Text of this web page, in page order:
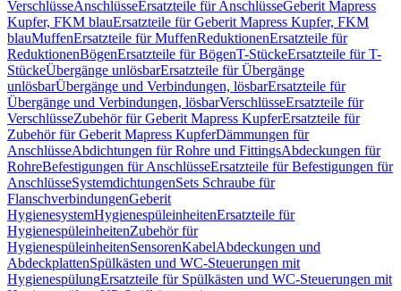
VerschlüsseAnschlüsseErsatzteile für AnschlüsseGeberit Mapress
Kupfer, FKM blauErsatzteile für Geberit Mapress Kupfer, FKM
blauMuffenErsatzteile für MuffenReduktionenErsatzteile für
ReduktionenBögenErsatzteile für BögenT-StückeErsatzteile für T-
StückeÜbergänge unlösbarErsatzteile für Übergänge
unlösbarÜbergänge und Verbindungen, lösbarErsatzteile für
Übergänge und Verbindungen, lösbarVerschlüsseErsatzteile für
VerschlüsseZubehör für Geberit Mapress KupferErsatzteile für
Zubehör für Geberit Mapress KupferDämmungen für
AnschlüsseAbdichtungen für Rohre und FittingsAbdeckungen für
RohreBefestigungen für AnschlüsseErsatzteile für Befestigungen für
AnschlüsseSystemdichtungenSets Schraube für
FlanschverbindungenGeberit
HygienesystemHygienespüleinheitenErsatzteile für
HygienespüleinheitenZubehör für
HygienespüleinheitenSensorenKabelAbdeckungen und
AbdeckplattenSpülkästen und WC-Steuerungen mit
HygienespülungErsatzteile für Spülkästen und WC-Steuerungen mit